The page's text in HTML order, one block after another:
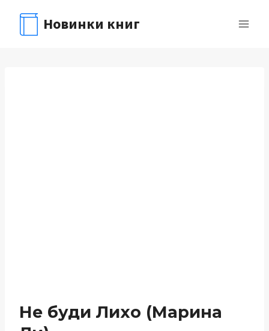
содержимому
Новинки книг
Не буди Лихо (Марина